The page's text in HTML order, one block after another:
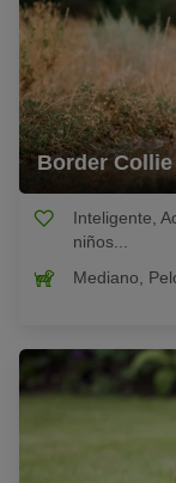
Border Collie
Inteligente,
niños...
Mediano,